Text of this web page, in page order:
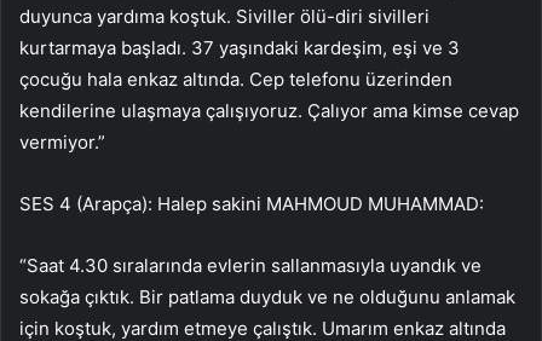
duyunca yardıma koştuk. Siviller ölü-diri sivilleri
kurtarmaya başladı. 37 yaşındaki kardeşim, eşi ve 3
çocuğu hala enkaz altında. Cep telefonu üzerinden
kendilerine ulaşmaya çalışıyoruz. Çalıyor ama kimse cevap
vermiyor.”
SES 4 (Arapça): Halep sakini MAHMOUD MUHAMMAD:
“Saat 4.30 sıralarında evlerin sallanmasıyla uyandık ve
sokağa çıktık. Bir patlama duyduk ve ne olduğunu anlamak
için koştuk, yardım etmeye çalıştık. Umarım enkaz altında